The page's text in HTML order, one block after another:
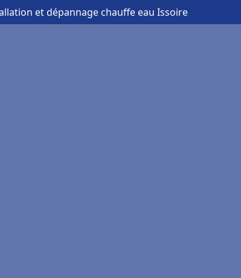
et dépannage chauffe eau Issoire